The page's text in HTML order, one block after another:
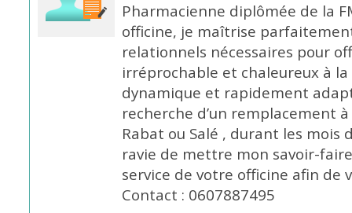
Pharmacienne diplômée de la
officine, je maîtrise
relationnels nécessaires pour
irréprochable et chaleureux à
dynamique et rapidement
recherche d’un remplacement
Rabat ou Salé , durant les mois
ravie de mettre mon savoir-
service de votre officine afin de
Contact : 0607887495